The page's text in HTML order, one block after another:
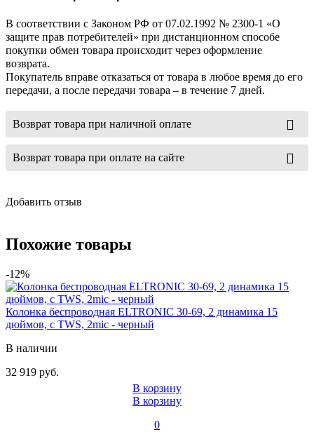
В соответствии с Законом РФ от 07.02.1992 № 2300-1 «О
защите прав потребителей» при дистанционном способе
покупки обмен товара происходит через оформление
возврата.
Покупатель вправе отказаться от товара в любое время до его
передачи, а после передачи товара – в течение 7 дней.
Возврат товара при наличной оплате
Возврат товара при оплате на сайте
Добавить отзыв
Похожие товары
-12%
Колонка беспроводная ELTRONIC 30-69, 2 динамика 15
дюймов, с TWS, 2mic - черный
В наличии
32 919 руб.
В корзину
В корзину
0